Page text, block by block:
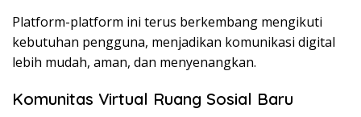
Platform-platform ini terus berkembang mengikuti
kebutuhan pengguna, menjadikan komunikasi digital
lebih mudah, aman, dan menyenangkan.
Komunitas Virtual Ruang Sosial Baru